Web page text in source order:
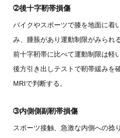
➁後十字靭帯損傷
バイクやスポーツで膝を地面に着
み、腫脹があり運動制限がみられる
前十字靭帯に比べて運動制限は軽い
後方引き出しテストで靭帯緩みを
MRIで判断する。
➂内側側副靭帯損傷
スポーツ接触、急激な内側への捻